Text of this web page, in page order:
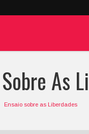
As
Ensaio sobre as Liberdades